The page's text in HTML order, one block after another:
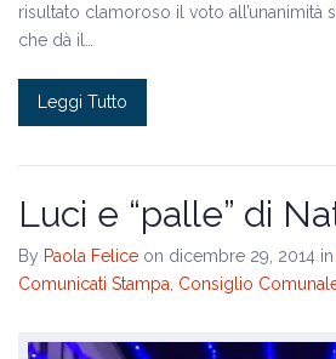
risultato clamoroso il voto all’unanimità
che dà il…
Leggi Tutto
Luci e “palle” di
By Paola Felice on dicembre 29, 2014 in
Comunicati Stampa Consiglio